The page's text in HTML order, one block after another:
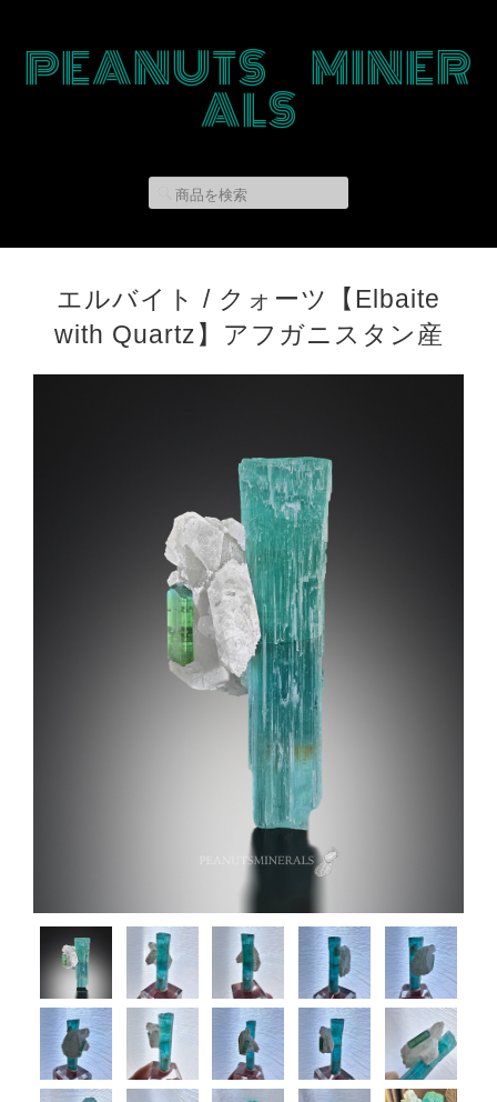
PEANUTS MINER
ALS
エルバイト / クォーツ【Elbaite
with Quartz】アフガニスタン産